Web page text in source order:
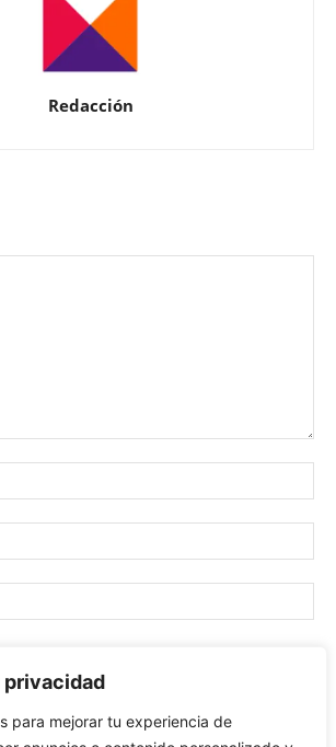
privacidad
para mejorar tu experiencia de
Redacción